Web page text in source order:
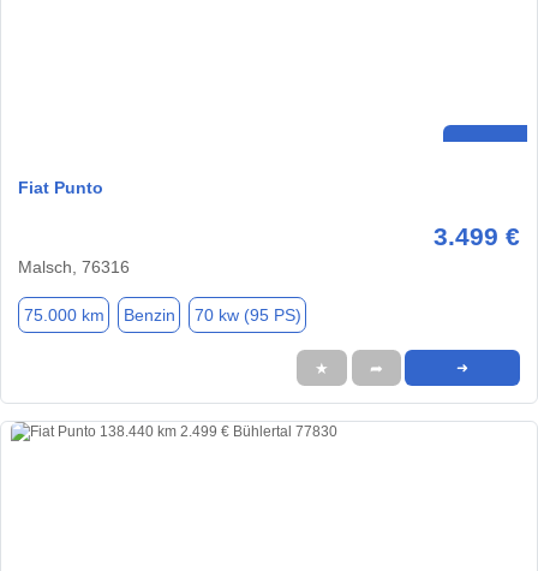
Fiat Punto
3.499 €
Malsch, 76316
75.000 km Benzin 70 kw (95 PS)
★ ➦ ➜